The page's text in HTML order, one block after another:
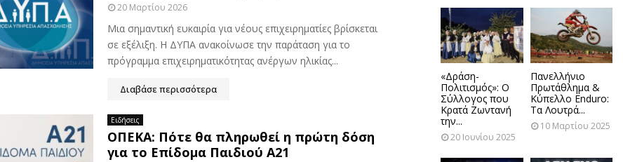
20 Μαρτίου 2026
Μια σημαντική ευκαιρία για νέους επιχειρηματίες βρίσκεται
σε εξέλιξη. Η ΔΥΠΑ ανακοίνωσε την παράταση για το
πρόγραμμα επιχειρηματικότητας ανέργων ηλικίας...
Διαβάσε περισσότερα
Ειδήσεις
ΟΠΕΚΑ: Πότε θα πληρωθεί η πρώτη δόση
για το Επίδομα Παιδιού Α21
«Δράση-
Πολιτισμός»: Ο
Σύλλογος που
Κρατά Ζωντανή
την...
20 Ιουνίου 2025
Πανελλήνιο
Πρωτάθλημα &
Κύπελλο Enduro:
Τα Λουτρά...
10 Μαρτίου 2025